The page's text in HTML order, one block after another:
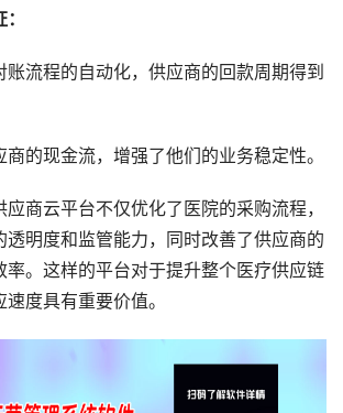
流程的自动化，供应商的回款周期得到
现金流，增强了他们的业务稳定性。
云平台不仅优化了医院的采购流程，
透明度和监管能力，同时改善了供应商的
率。这样的平台对于提升整个医疗供应链
度具有重要价值。